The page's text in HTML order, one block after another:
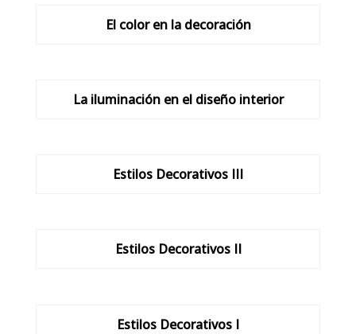
El color en la decoración
La iluminación en el diseño interior
Estilos Decorativos III
Estilos Decorativos II
Estilos Decorativos I